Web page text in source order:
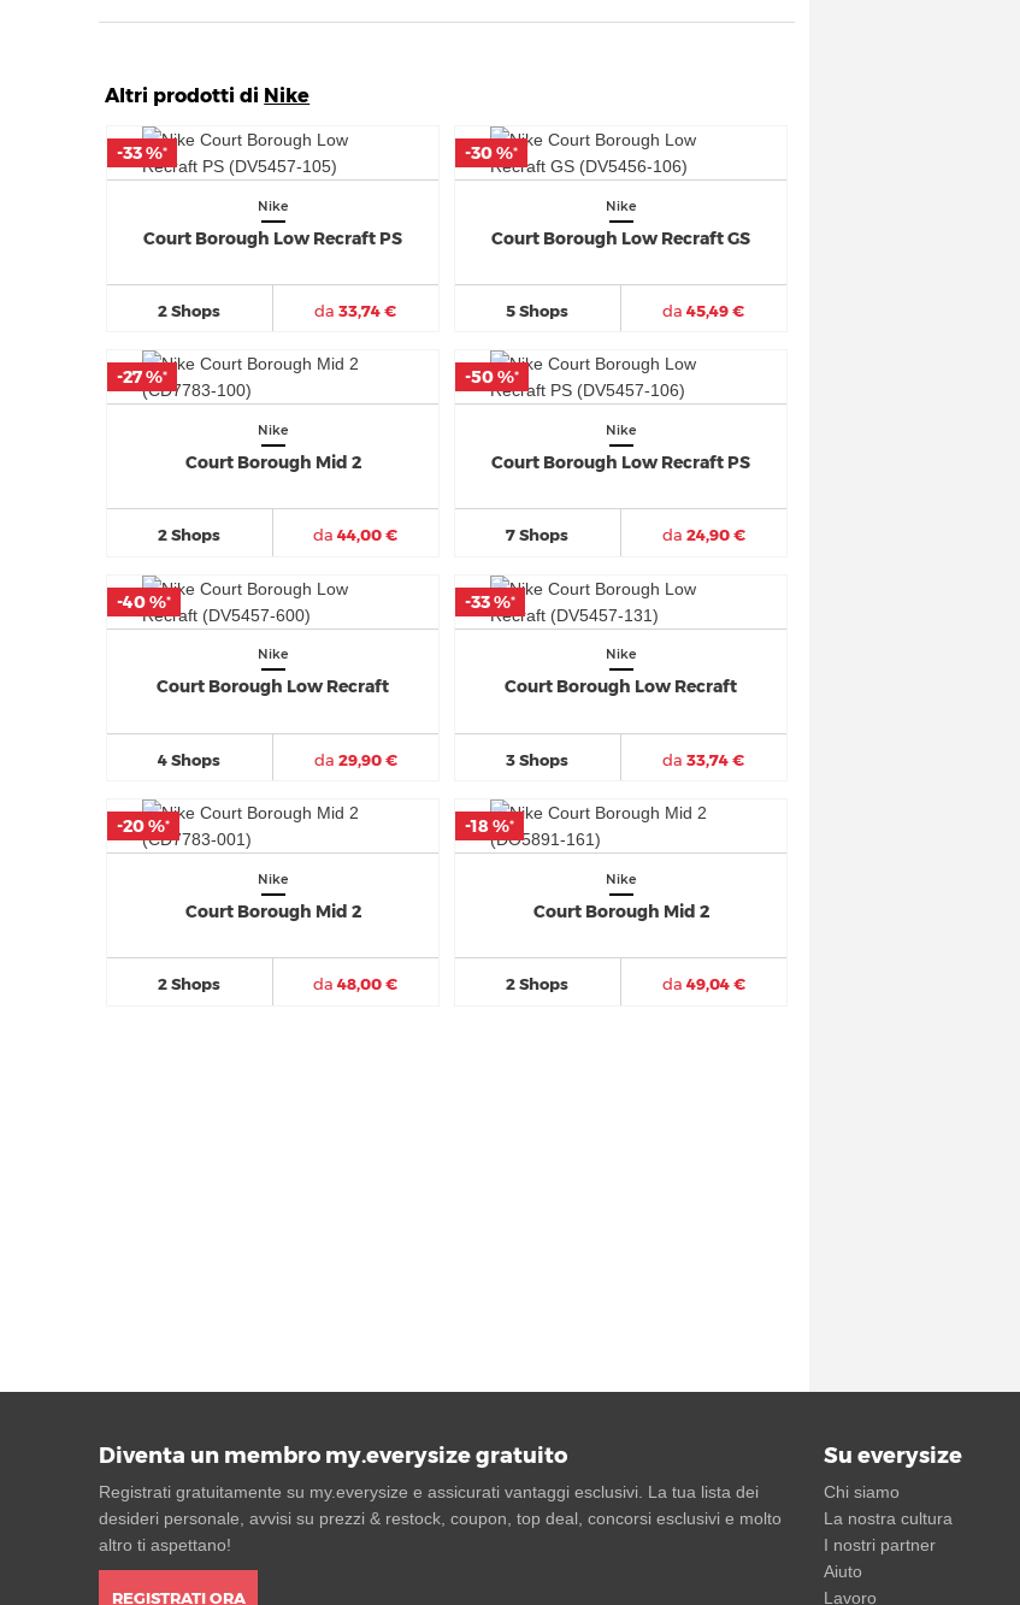
Altri prodotti di Nike
Nike
Court Borough Low Recraft PS
2 Shops da 33,74 €
-33 %*
-33 %*
Nike
Court Borough Low Recraft GS
5 Shops da 45,49 €
-30 %*
-30 %*
Nike
Court Borough Mid 2
2 Shops da 44,00 €
-27 %*
-27 %*
Nike
Court Borough Low Recraft PS
7 Shops da 24,90 €
-50 %*
-50 %*
Nike
Court Borough Low Recraft
4 Shops da 29,90 €
-40 %*
-40 %*
Nike
Court Borough Low Recraft
3 Shops da 33,74 €
-33 %*
-33 %*
Nike
Court Borough Mid 2
2 Shops da 48,00 €
-20 %*
-20 %*
Nike
Court Borough Mid 2
2 Shops da 49,04 €
-18 %*
-18 %*
Diventa un membro my.everysize gratuito
Registrati gratuitamente su my.everysize e assicurati vantaggi esclusivi. La tua lista dei
desideri personale, avvisi su prezzi & restock, coupon, top deal, concorsi esclusivi e molto
altro ti aspettano!
REGISTRATI ORA
Su everysize
Chi siamo
La nostra cultura
I nostri partner
Aiuto
Lavoro